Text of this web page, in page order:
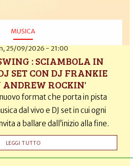
MUSICA
25/09/2026 - 21:00
: SCIAMBOLA IN
SET CON DJ FRANKIE
ANDREW ROCKIN'
format che porta in pista
dal vivo e DJ set in cui ogni
a ballare dall’inizio alla fine.
LEGGI TUTTO